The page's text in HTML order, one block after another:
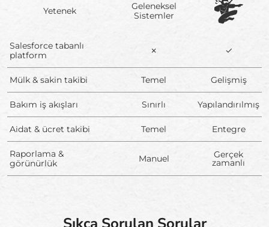
Yetenek
Geleneksel
Sistemler
Salesforce tabanlı
platform
✗ ✓
Mülk & sakin takibi Temel Gelişmiş
Bakım iş akışları Sınırlı Yapılandırılmış
Aidat & ücret takibi Temel Entegre
Raporlama &
görünürlük
Manuel Gerçek
zamanlı